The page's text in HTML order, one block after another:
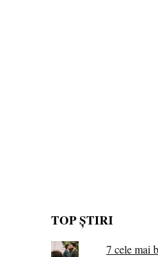
TOP ȘTIRI
7 cele mai